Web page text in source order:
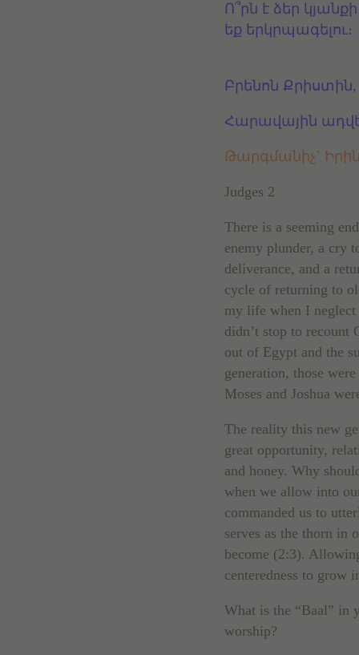
Ո՞րն է ձեր
եք երկրպագելու։
Բրենոն
Հարավային
Թարգմանիչ`
Judges 2
There is a seeming
enemy plunder, a cry
deliverance, and a
cycle of returning to
my life when I
didn’t stop to recount
out of Egypt and the
generation, those
Moses and Joshua
The reality this new
great opportunity,
and honey. Why
when we allow into
commanded us to
serves as the thorn in
become (2:3).
centeredness to grow
What is the “Baal” in
worship?